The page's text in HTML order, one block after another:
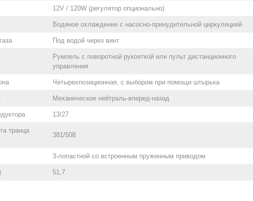
12V / 120W (регулятор опционально)
Водяное охлаждение с насосно-принудительной циркуляцией
Под водой через винт
Румпель с поворотной рукояткой или пульт дистанционного
управления
Четырехпозиционная, с выбором при помощи штырька
Механическое нейтраль-вперед-назад
13/27
транца
381/508
3-лопастной со встроенным пружинным приводом
51,7